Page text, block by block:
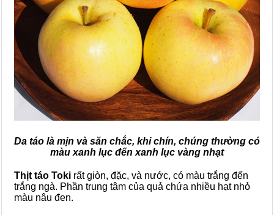
Da táo là mịn và săn chắc, khi chín, chúng thường có
màu xanh lục đến xanh lục vàng nhạt
Thịt táo Toki rất giòn, đặc, và nước, có màu trắng đến
trắng ngà. Phần trung tâm của quả chứa nhiều hạt nhỏ
màu nâu đen.